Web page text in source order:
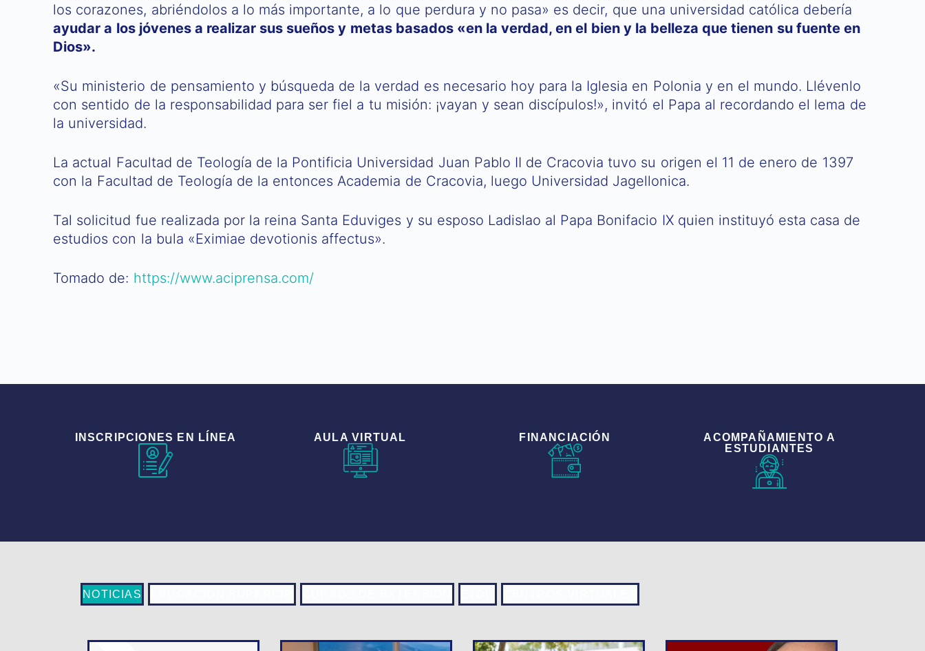
los corazones, abriéndolos a lo más importante, a lo que perdura y no pasa» es decir, que una universidad católica debería
ayudar a los jóvenes a realizar sus sueños y metas basados «en la verdad, en el bien y la belleza que tienen su fuente en
Dios».
«Su ministerio de pensamiento y búsqueda de la verdad es necesario hoy para la Iglesia en Polonia y en el mundo. Llévenlo
con sentido de la responsabilidad para ser fiel a tu misión: ¡vayan y sean discípulos!», invitó el Papa al recordando el lema de
la universidad.
La actual Facultad de Teología de la Pontificia Universidad Juan Pablo II de Cracovia tuvo su origen el 11 de enero de 1397
con la Facultad de Teología de la entonces Academia de Cracovia, luego Universidad Jagellonica.
Tal solicitud fue realizada por la reina Santa Eduviges y su esposo Ladislao al Papa Bonifacio IX quien instituyó esta casa de
estudios con la bula «Eximiae devotionis affectus».
Tomado de: https://www.aciprensa.com/
INSCRIPCIONES EN LÍNEA AULA VIRTUAL FINANCIACIÓN
ACOMPAÑAMIENTO A
ESTUDIANTES
NOTICIAS